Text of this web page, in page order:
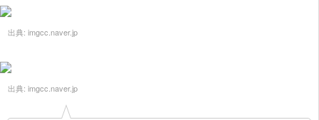
出典: imgcc.naver.jp
出典: imgcc.naver.jp